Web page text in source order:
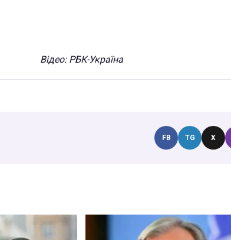
Відео: РБК-Україна
FB TG X